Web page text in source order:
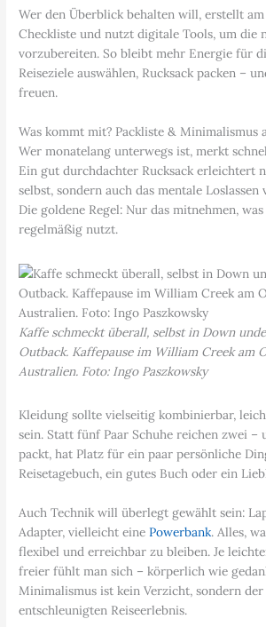
Wer den Überblick behalten will, erstellt am
Checkliste und nutzt digitale Tools, um die
vorzubereiten. So bleibt mehr Energie für
Reiseziele auswählen, Rucksack packen –
freuen.
Was kommt mit? Packliste & Minimalismus
Wer monatelang unterwegs ist, merkt
Ein gut durchdachter Rucksack erleichtert
selbst, sondern auch das mentale
Die goldene Regel: Nur das mitnehmen,
regelmäßig nutzt.
Kaffe schmeckt überall, selbst in Down
Outback. Kaffepause im William Creek am
Australien. Foto: Ingo Paszkowsky
Kleidung sollte vielseitig kombinierbar,
sein. Statt fünf Paar Schuhe reichen zwei –
packt, hat Platz für ein paar persönliche
Reisetagebuch, ein gutes Buch oder ein
Auch Technik will überlegt gewählt sein:
Adapter, vielleicht einePowerbank. Alles,
flexibel und erreichbar zu bleiben. Je
freier fühlt man sich – körperlich wie
Minimalismus ist kein Verzicht, sondern der
entschleunigten Reiseerlebnis.